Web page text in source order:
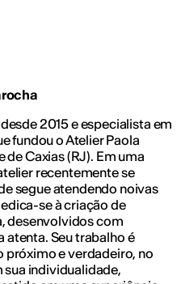
2015 e especialista em
fundou o Atelier Paola
Caxias (RJ). Em uma
recentemente se
segue atendendo noivas
se à criação de
desenvolvidos com
atenta. Seu trabalho é
e verdadeiro, no
sua individualidade,